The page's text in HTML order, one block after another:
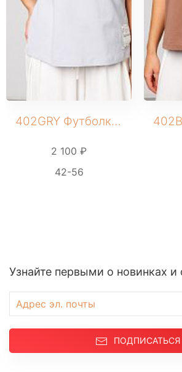
402GRY Футболка женская
2 100 ₽
42-56
Узнайте первыми о новинках и
ПОДПИСАТЬСЯ